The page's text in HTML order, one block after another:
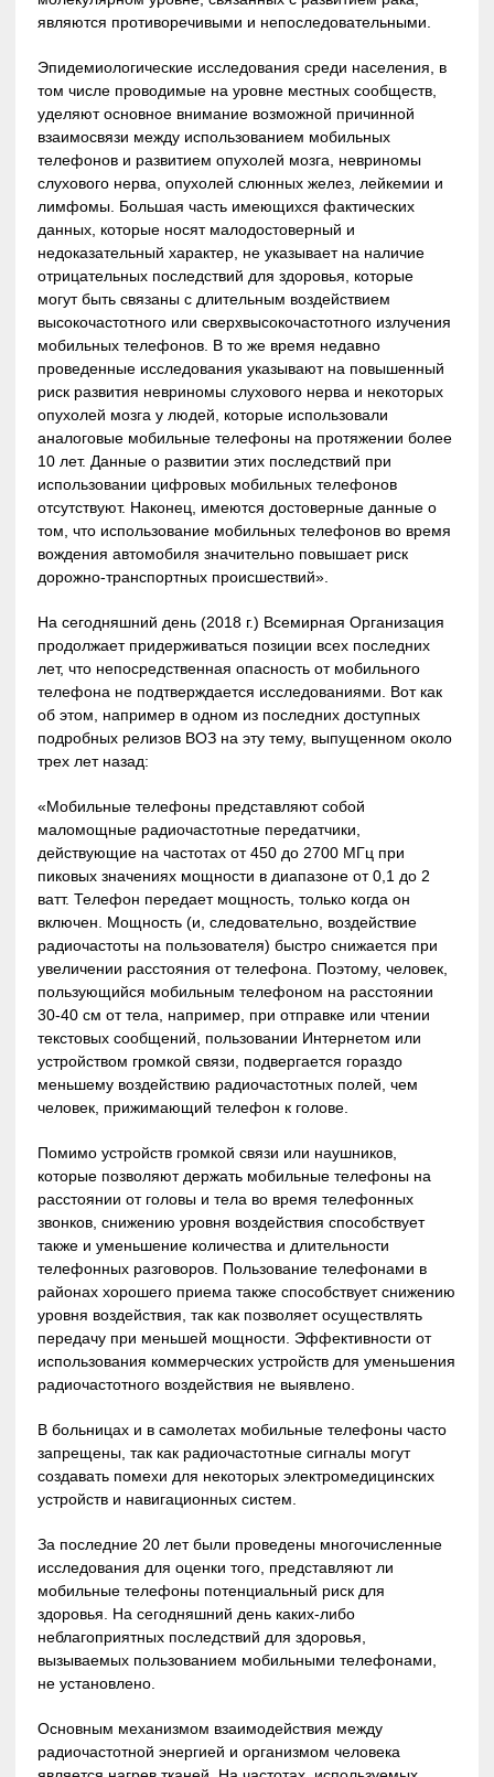
являются противоречивыми и непоследовательными.
Эпидемиологические исследования среди населения, в
том числе проводимые на уровне местных сообществ,
уделяют основное внимание возможной причинной
взаимосвязи между использованием мобильных
телефонов и развитием опухолей мозга, невриномы
слухового нерва, опухолей слюнных желез, лейкемии и
лимфомы. Большая часть имеющихся фактических
данных, которые носят малодостоверный и
недоказательный характер, не указывает на наличие
отрицательных последствий для здоровья, которые
могут быть связаны с длительным воздействием
высокочастотного или сверхвысокочастотного излучения
мобильных телефонов. В то же время недавно
проведенные исследования указывают на повышенный
риск развития невриномы слухового нерва и некоторых
опухолей мозга у людей, которые использовали
аналоговые мобильные телефоны на протяжении более
10 лет. Данные о развитии этих последствий при
использовании цифровых мобильных телефонов
отсутствуют. Наконец, имеются достоверные данные о
том, что использование мобильных телефонов во время
вождения автомобиля значительно повышает риск
дорожно-транспортных происшествий».
На сегодняшний день (2018 г.) Всемирная Организация
продолжает придерживаться позиции всех последних
лет, что непосредственная опасность от мобильного
телефона не подтверждается исследованиями. Вот как
об этом, например в одном из последних доступных
подробных релизов ВОЗ на эту тему, выпущенном около
трех лет назад:
«Мобильные телефоны представляют собой
маломощные радиочастотные передатчики,
действующие на частотах от 450 до 2700 МГц при
пиковых значениях мощности в диапазоне от 0,1 до 2
ватт. Телефон передает мощность, только когда он
включен. Мощность (и, следовательно, воздействие
радиочастоты на пользователя) быстро снижается при
увеличении расстояния от телефона. Поэтому, человек,
пользующийся мобильным телефоном на расстоянии
30-40 см от тела, например, при отправке или чтении
текстовых сообщений, пользовании Интернетом или
устройством громкой связи, подвергается гораздо
меньшему воздействию радиочастотных полей, чем
человек, прижимающий телефон к голове.
Помимо устройств громкой связи или наушников,
которые позволяют держать мобильные телефоны на
расстоянии от головы и тела во время телефонных
звонков, снижению уровня воздействия способствует
также и уменьшение количества и длительности
телефонных разговоров. Пользование телефонами в
районах хорошего приема также способствует снижению
уровня воздействия, так как позволяет осуществлять
передачу при меньшей мощности. Эффективности от
использования коммерческих устройств для уменьшения
радиочастотного воздействия не выявлено.
В больницах и в самолетах мобильные телефоны часто
запрещены, так как радиочастотные сигналы могут
создавать помехи для некоторых электромедицинских
устройств и навигационных систем.
За последние 20 лет были проведены многочисленные
исследования для оценки того, представляют ли
мобильные телефоны потенциальный риск для
здоровья. На сегодняшний день каких-либо
неблагоприятных последствий для здоровья,
вызываемых пользованием мобильными телефонами,
не установлено.
Основным механизмом взаимодействия между
радиочастотной энергией и организмом человека